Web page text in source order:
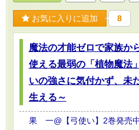
お気に入りに追加 8
魔法の才能ゼロで家族か
使える最弱の「植物魔法
いの強さに気付かず、未
生える～
果 一@【弓使い】2巻発売